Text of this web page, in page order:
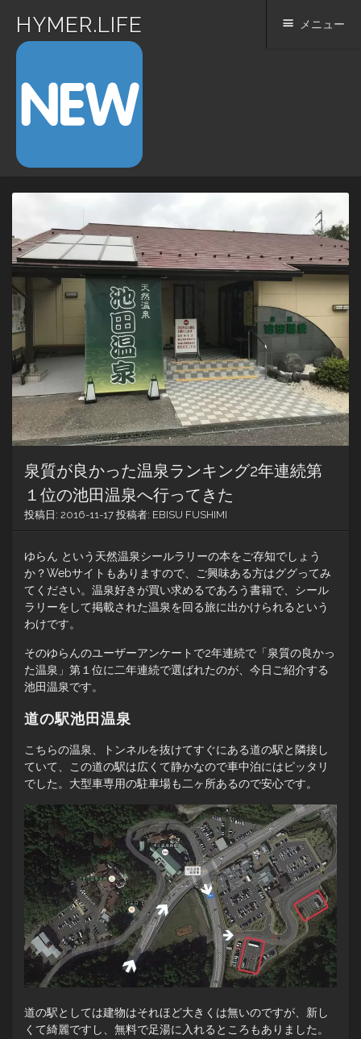
HYMER.LIFE メニュー
コ
ン
ツ
へ
ス
キ
ッ
プ
泉質が良かった温泉ランキング2年連続第
１位の池田温泉へ行ってきた
投稿日: 2016-11-17 投稿者: EBISU FUSHIMI
ゆらん という天然温泉シールラリーの本をご存知でしょう
か？Webサイトもありますので、ご興味ある方はググってみ
てください。温泉好きが買い求めるであろう書籍で、シール
ラリーをして掲載された温泉を回る旅に出かけられるという
わけです。
そのゆらんのユーザーアンケートで2年連続で「泉質の良かっ
た温泉」第１位に二年連続で選ばれたのが、今日ご紹介する
池田温泉です。
道の駅池田温泉
こちらの温泉、トンネルを抜けてすぐにある道の駅と隣接し
ていて、この道の駅は広くて静かなので車中泊にはピッタリ
でした。大型車専用の駐車場も二ヶ所あるので安心です。
道の駅としては建物はそれほど大きくは無いのですが、新し
くて綺麗ですし、無料で足湯に入れるところもありました。